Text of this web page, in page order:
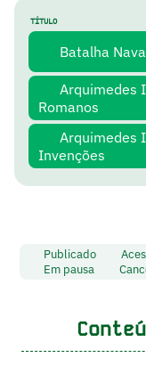
TÍTULO
Batalha
Arquimedes
Romanos
Arquimedes
Invenções
Publicado
Em pausa